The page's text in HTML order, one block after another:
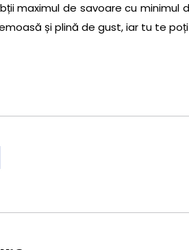
maximul de savoare cu
și plină de gust, iar tu te